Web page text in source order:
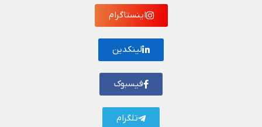
اینستاگرام
لینکدین
فیسبوک
تلگرام